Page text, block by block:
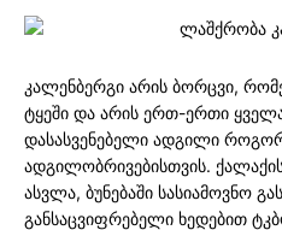
კალენბერგი არის ბორცვი,
ტყეში და არის ერთ-ერთი
დასასვენებელი ადგილი
ადგილობრივებისთვის.
ასვლა, ბუნებაში სასიამოვნო
განსაცვიფრებელი ხედებით